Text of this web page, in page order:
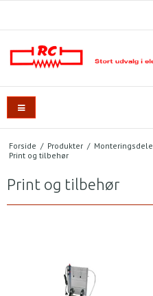
Forside / Produkter / Monteringsdele
Print og tilbehør
Print og tilbehør